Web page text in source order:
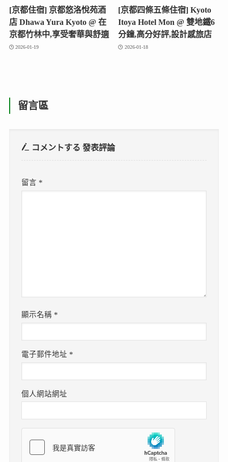
[京都住宿] 京都悠洛悅苑酒
店 Dhawa Yura Kyoto @ 在
京都竹林中,享受奢華與舒適
2026-01-19
[京都四條五條住宿] Kyoto
Itoya Hotel Mon @ 雙地鐵6
分鐘,高分好評,設計感旅店
2026-01-18
留言區
コメントする發表評論
留言 *
顯示名稱 *
電子郵件地址 *
個人網站網址